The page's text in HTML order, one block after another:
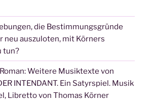
die Bestimmungsgründe
neu auszuloten, mit Körners
tun?
Weitere Musiktexte von
INTENDANT. Ein Satyrspiel. Musik
Libretto von Thomas Körner